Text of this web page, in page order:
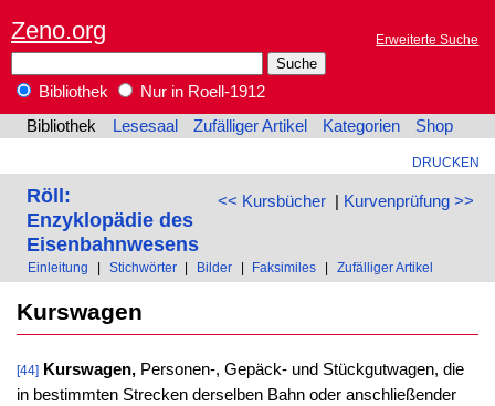
Zeno.org Erweiterte Suche
Bibliothek
Nur in Roell-1912
Bibliothek
Lesesaal Zufälliger Artikel Kategorien Shop
DRUCKEN
<< Kursbücher| Kurvenprüfung >>
Röll:
Enzyklopädie des
Eisenbahnwesens
Einleitung Stichwörter Bilder Faksimiles Zufälliger Artikel
Kurswagen
[44] Kurswagen,Personen-, Gepäck- und Stückgutwagen, die
in bestimmten Strecken derselben Bahn oder anschließender